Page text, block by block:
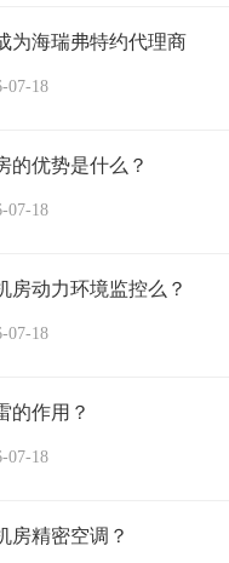
为海瑞弗特约代理商
07-18
的优势是什么？
07-18
房动力环境监控么？
07-18
的作用？
07-18
房精密空调？